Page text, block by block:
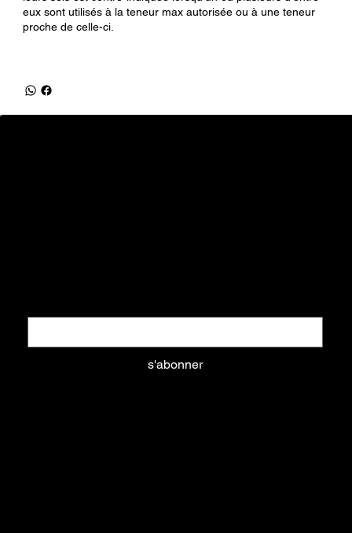
eux sont utilisés à la teneur max autorisée ou à une teneur
proche de celle-ci.
s'abonner